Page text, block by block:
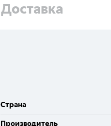
Доставка
Cтрана
Производитель